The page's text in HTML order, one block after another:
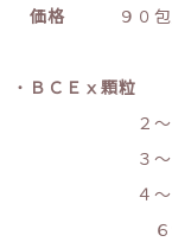
価格
９０
・ ＢＣＥⅹ顆粒
２～３包（
３～４包（
４～５包（
６包（病気